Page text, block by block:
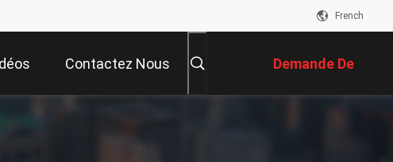
French
Contactez Nous Demande De
Soumission